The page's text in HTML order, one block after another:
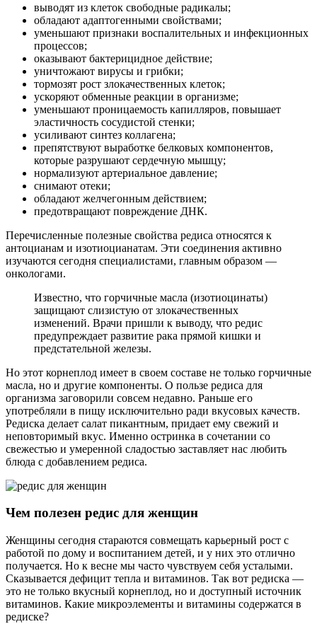
выводят из клеток свободные радикалы;
обладают адаптогенными свойствами;
уменьшают признаки воспалительных и инфекционных
процессов;
оказывают бактерицидное действие;
уничтожают вирусы и грибки;
тормозят рост злокачественных клеток;
ускоряют обменные реакции в организме;
уменьшают проницаемость капилляров, повышает
эластичность сосудистой стенки;
усиливают синтез коллагена;
препятствуют выработке белковых компонентов,
которые разрушают сердечную мышцу;
нормализуют артериальное давление;
снимают отеки;
обладают желчегонным действием;
предотвращают повреждение ДНК.
Перечисленные полезные свойства редиса относятся к
антоцианам и изотиоцианатам. Эти соединения активно
изучаются сегодня специалистами, главным образом —
онкологами.
Известно, что горчичные масла (изотиоцинаты)
защищают слизистую от злокачественных
изменений. Врачи пришли к выводу, что редис
предупреждает развитие рака прямой кишки и
предстательной железы.
Но этот корнеплод имеет в своем составе не только горчичные
масла, но и другие компоненты. О пользе редиса для
организма заговорили совсем недавно. Раньше его
употребляли в пищу исключительно ради вкусовых качеств.
Редиска делает салат пикантным, придает ему свежий и
неповторимый вкус. Именно остринка в сочетании со
свежестью и умеренной сладостью заставляет нас любить
блюда с добавлением редиса.
Чем полезен редис для женщин
Женщины сегодня стараются совмещать карьерный рост с
работой по дому и воспитанием детей, и у них это отлично
получается. Но к весне мы часто чувствуем себя усталыми.
Сказывается дефицит тепла и витаминов. Так вот редиска —
это не только вкусный корнеплод, но и доступный источник
витаминов. Какие микроэлементы и витамины содержатся в
редиске?